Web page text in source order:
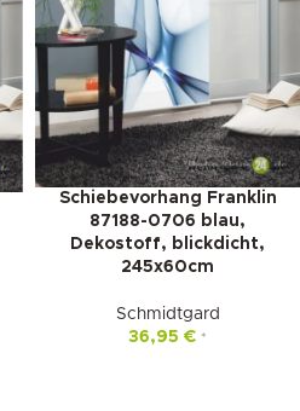
Schiebevorhang Franklin
87188-0706 blau,
Dekostoff, blickdicht,
245x60cm
Schmidtgard
36,95 € *